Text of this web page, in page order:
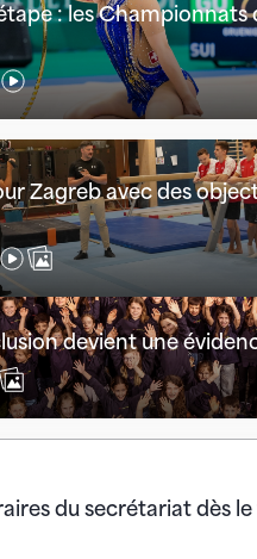
: les Championnats
Zagreb avec des
avec des objectifs
devient une
devient une évidence
du secrétariat dès le